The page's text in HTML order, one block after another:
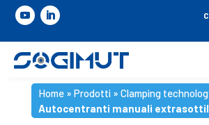
Home» Prodotti» Clamping
Autocentranti manuali